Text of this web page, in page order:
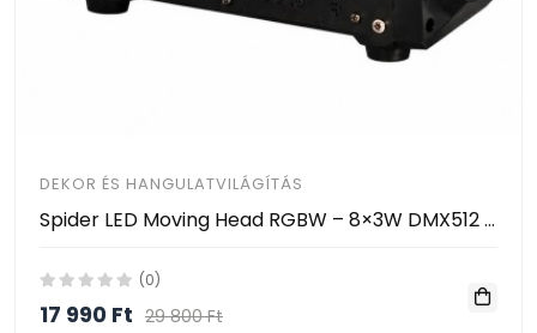
DEKOR ÉS HANGULATVILÁGÍTÁS
Spider LED Moving Head RGBW – 8×3W DMX512 Zenevezérelt LED Színpadi Fény HAYAMI KL25-120
(0)
17 990 Ft 29 800 Ft